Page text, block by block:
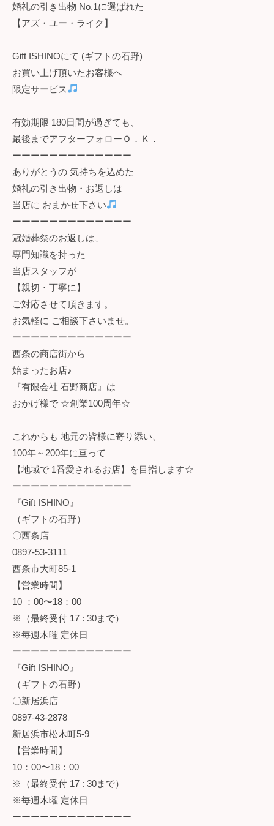
婚礼の引き出物 No.1に選ばれた
【アズ・ユー・ライク】
Gift ISHINOにて (ギフトの石野)
お買い上げ頂いたお客様へ
限定サービス
有効期限 180日間が過ぎても、
最後までアフターフォローＯ．Ｋ．
ーーーーーーーーーーーーー
ありがとうの 気持ちを込めた
婚礼の引き出物・お返しは
当店に おまかせ下さい
ーーーーーーーーーーーーー
冠婚葬祭のお返しは、
専門知識を持った
当店スタッフが
【親切・丁寧に】
ご対応させて頂きます。
お気軽に ご相談下さいませ。
ーーーーーーーーーーーーー
西条の商店街から
始まったお店♪
『有限会社 石野商店』は
おかげ様で ☆創業100周年☆
これからも 地元の皆様に寄り添い、
100年～200年に亘って
【地域で 1番愛されるお店】を目指します☆
ーーーーーーーーーーーーー
『Gift ISHINO』
（ギフトの石野）
〇西条店
0897-53-3111
西条市大町85-1
【営業時間】
10 ：00〜18：00
※（最終受付 17 : 30まで）
※毎週木曜 定休日
ーーーーーーーーーーーーー
『Gift ISHINO』
（ギフトの石野）
〇新居浜店
0897-43-2878
新居浜市松木町5-9
【営業時間】
10：00〜18：00
※（最終受付 17 : 30まで）
※毎週木曜 定休日
ーーーーーーーーーーーーー